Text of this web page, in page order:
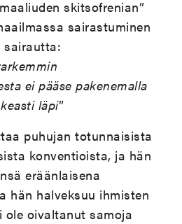
skitsofrenian”
sairastuminen
ei pääse pakenemalla
läpi”
puhujan totunnaisista
konventioista, ja hän
eräänlaisena
hän halveksuu ihmisten
ole oivaltanut samoja